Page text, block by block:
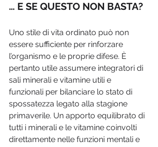
… E SE QUESTO NON BASTA?
Uno stile di vita ordinato può non
essere sufficiente per rinforzare
l’organismo e le proprie difese. È
pertanto utile assumere integratori di
sali minerali e vitamine utili e
funzionali per bilanciare lo stato di
spossatezza legato alla stagione
primaverile. Un apporto equilibrato di
tutti i minerali e le vitamine coinvolti
direttamente nelle funzioni mentali e